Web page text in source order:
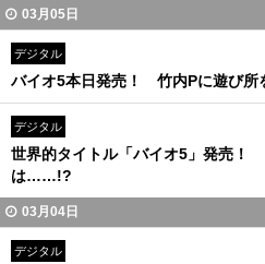
03月05日
デジタル
バイオ5本日発売！ 竹内Pに遊び所
デジタル
世界的タイトル「バイオ5」発売！
は……!?
03月04日
デジタル